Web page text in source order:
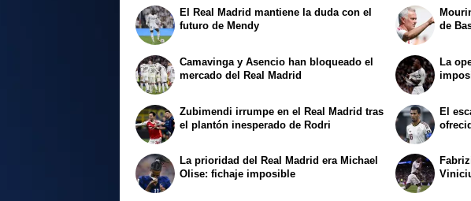
El Real Madrid mantiene la duda con el
futuro de Mendy
Camavinga y Asencio han bloqueado el
mercado del Real Madrid
de
La
Zubimendi irrumpe en el Real Madrid tras
el plantón inesperado de Rodri
La prioridad del Real Madrid era Michael
Olise: fichaje imposible
El